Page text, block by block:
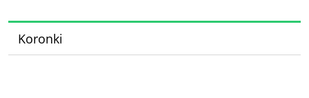
Koronki